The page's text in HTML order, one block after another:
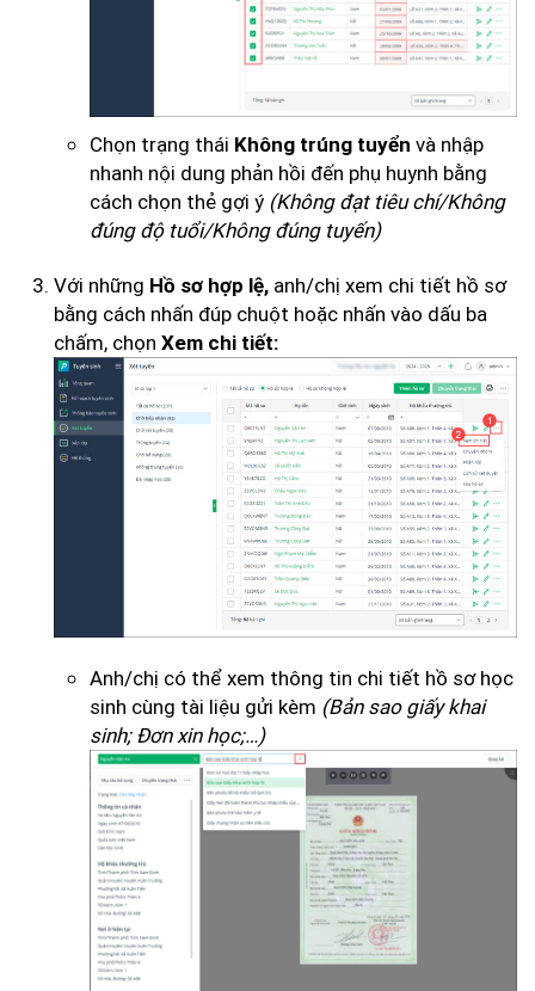
Chọn trạng thái Không trúng tuyển và nhập
nhanh nội dung phản hồi đến phụ huynh bằng
cách chọn thẻ gợi ý (Không đạt tiêu chí/Không
đúng độ tuổi/Không đúng tuyến)
Với những Hồ sơ hợp lệ, anh/chị xem chi tiết hồ sơ
bằng cách nhấn đúp chuột hoặc nhấn vào dấu ba
chấm, chọn Xem chi tiết:
Anh/chị có thể xem thông tin chi tiết hồ sơ học
sinh cùng tài liệu gửi kèm (Bản sao giấy khai
sinh; Đơn xin học;…)